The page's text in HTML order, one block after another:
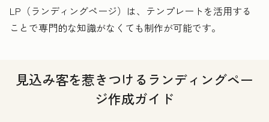
LP（ランディングページ）は、テンプレートを活用する
ことで専門的な知識がなくても制作が可能です。
見込み客を惹きつけるランディングペー
ジ作成ガイド